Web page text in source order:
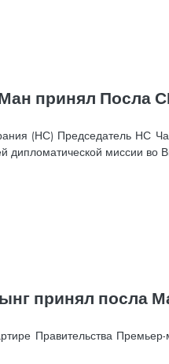
принял Посла
(НС) Председатель НС
дипломатической миссии во
принял посла
Правительства